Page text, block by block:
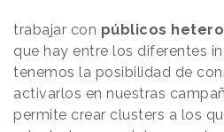
trabajar con públicos
que hay entre los diferentes
tenemos la posibilidad de
activarlos en nuestras
permite crear clusters a los